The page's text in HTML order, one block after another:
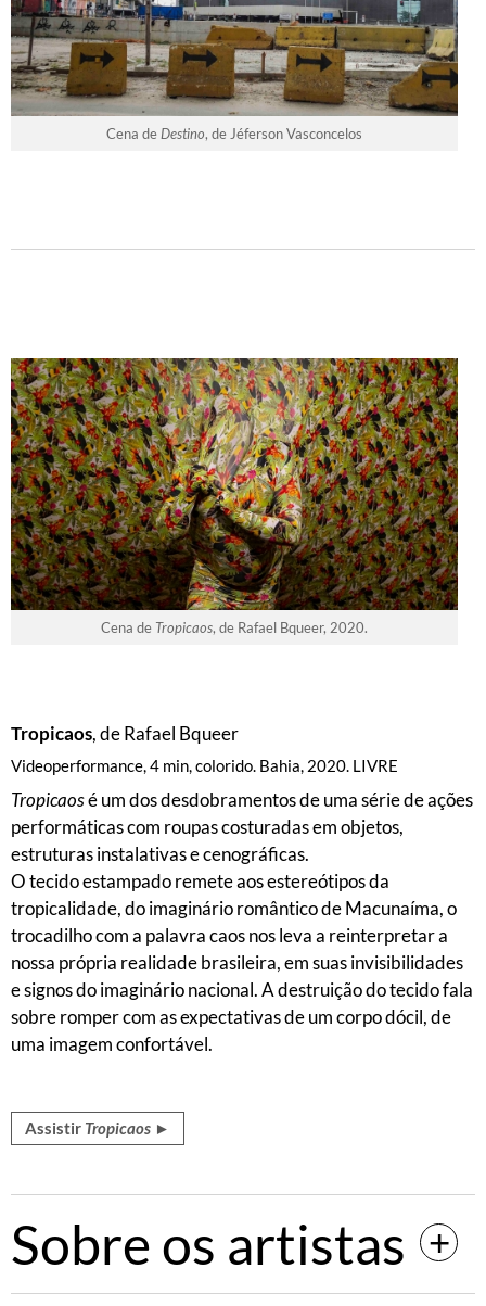
Cena deDestino, de Jéferson Vasconcelos
Cena de Tropicaos, de Rafael Bqueer, 2020.
Tropicaos, de Rafael Bqueer
Videoperformance, 4 min, colorido. Bahia, 2020. LIVRE
Tropicaosé um dos desdobramentos de uma série de ações
performáticas com roupas costuradas em objetos,
estruturas instalativas e cenográficas.
O tecido estampado remete aos estereótipos da
tropicalidade, do imaginário romântico de Macunaíma, o
trocadilho com a palavra caos nos leva a reinterpretar a
nossa própria realidade brasileira, em suas invisibilidades
e signos do imaginário nacional. A destruição do tecido fala
sobre romper com as expectativas de um corpo dócil, de
uma imagem confortável.
Assistir Tropicaos ►
Sobre os artistas